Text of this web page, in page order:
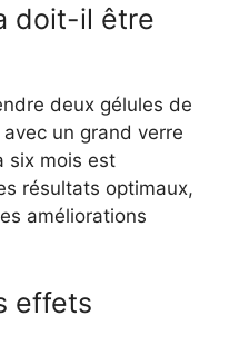
doit-il être
deux gélules de
un grand verre
six mois est
résultats optimaux,
améliorations
effets